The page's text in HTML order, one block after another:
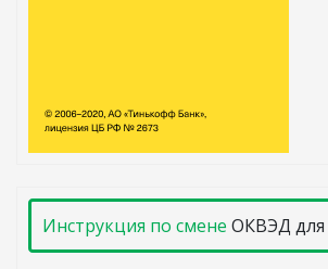
Инструкция по смене ОКВЭД